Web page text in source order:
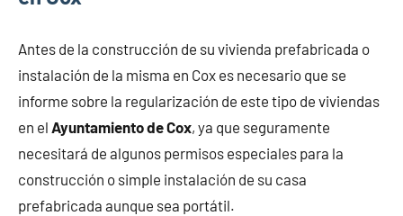
Antes de la construcción de su vivienda prefabricada o
instalación de la misma en Cox es necesario que se
informe sobre la regularización de este tipo de viviendas
en el Ayuntamiento de Cox, ya que seguramente
necesitará de algunos permisos especiales para la
construcción o simple instalación de su casa
prefabricada aunque sea portátil.